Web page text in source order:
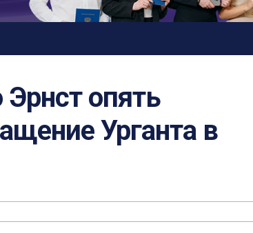
Эрнст опять
Урганта в